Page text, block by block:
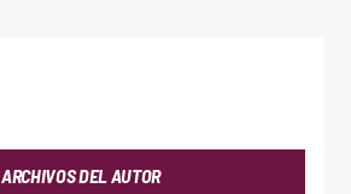
ARCHIVOS DEL AUTOR